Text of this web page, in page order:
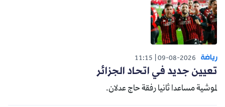
رياضة 09-08-2026
11:15
تعيين جديد في اتحاد الجزائر
لموشية مساعدا ثانيا رفقة حاج عدلان.